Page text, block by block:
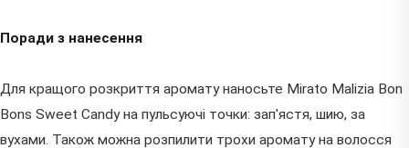
Поради з нанесення
Для кращого розкриття аромату наносьте Mirato Malizia Bon
Bons Sweet Candy на пульсуючі точки: зап'ястя, шию, за
вухами. Також можна розпилити трохи аромату на волосся